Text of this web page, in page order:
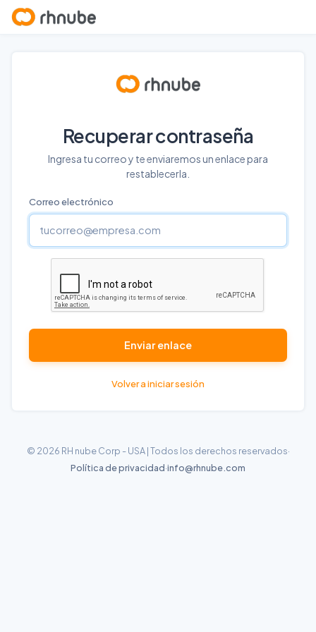
Recuperar contraseña
Ingresa tu correo y te enviaremos un enlace para
restablecerla.
Correo electrónico
Enviar enlace
Volver a iniciar sesión
© 2026 RH nube Corp - USA | Todos los derechos reservados·
Política de privacidad·info@rhnube.com